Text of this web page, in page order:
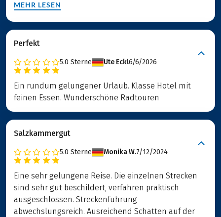
MEHR LESEN
Perfekt
5.0 Sterne Ute Eckl6/6/2026
Ein rundum gelungener Urlaub. Klasse Hotel mit
feinen Essen. Wunderschöne Radtouren
Salzkammergut
5.0 Sterne Monika W.7/12/2024
Eine sehr gelungene Reise. Die einzelnen Strecken
sind sehr gut beschildert, verfahren praktisch
ausgeschlossen. Streckenführung
abwechslungsreich. Ausreichend Schatten auf der